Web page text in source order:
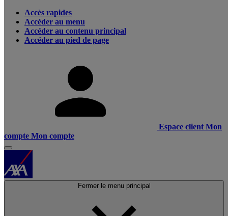
Accès rapides
Accéder au menu
Accéder au contenu principal
Accéder au pied de page
Espace client Mon
compte Mon compte
Fermer le menu principal